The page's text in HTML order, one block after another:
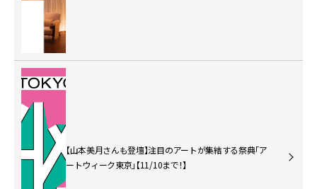
【山本美月さんも登壇】注目のアートが集結する祭典「ア
ートウィーク東京」【11/10まで！】